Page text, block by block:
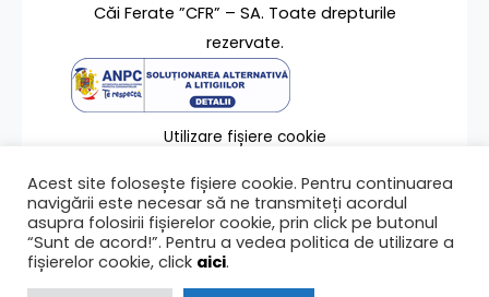
Căi Ferate ”CFR” – SA. Toate drepturile
rezervate.
Utilizare fișiere cookie
Contact
Ultima modificare a paginii 24/07/2023
Acest site folosește fișiere cookie. Pentru continuarea
navigării este necesar să ne transmiteți acordul
asupra folosirii fișierelor cookie, prin click pe butonul
“Sunt de acord!”. Pentru a vedea politica de utilizare a
fișierelor cookie, click aici.